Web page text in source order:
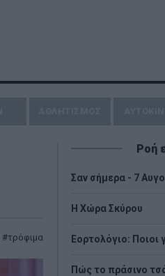
τρόφιμα
Ροή
Σαν σήμερα - 7
Η Χώρα Σκύρου
Εορτολόγιο: Ποιοι
Πώς το πράσινο